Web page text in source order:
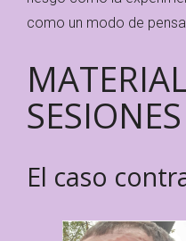
como un modo de
SESIONES
El caso